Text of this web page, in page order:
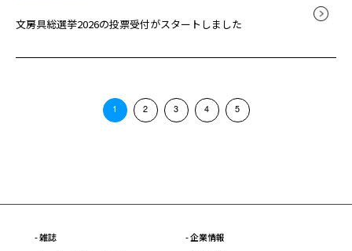
文房具総選挙2026の投票受付がスタートしました
1 2 3 4 5
- 雑誌
- 企業情報